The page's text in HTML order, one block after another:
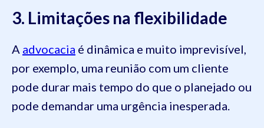
3. Limitações na flexibilidade
A advocacia é dinâmica e muito imprevisível,
por exemplo, uma reunião com um cliente
pode durar mais tempo do que o planejado ou
pode demandar uma urgência inesperada.